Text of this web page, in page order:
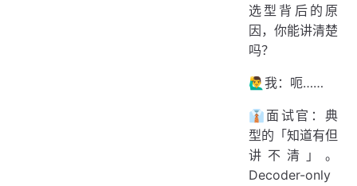
选型背后的原
因，你能讲清楚
吗？
🙋‍♂️我：呃……
👔面试官：典
型的「知道有但
讲不清」。
Decoder-only